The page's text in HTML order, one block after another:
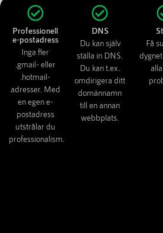
Professionell
e-postadress
Inga fler
.gmail- eller
.hotmail-
adresser. Med
en egen e-
postadress
utstrålar du
professionalism.
DNS
Du kan själv
ställa in DNS.
Du kan t.ex.
omdirigera ditt
domännamn
till en annan
webbplats.
Få